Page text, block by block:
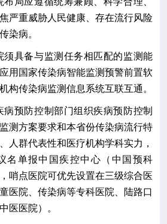
焦严重威胁人民健康、存在流行风险
染病。
须具备与监测任务相匹配的监测能
用国家传染病智能监测预警前置软
构传染病监测信息系统互联互通。
病预防控制部门组织疾病预防控制
监测方案要求和本省份传染病流行特
人群代表性和医疗机构学科实力，
名单报中国疾控中心 （中国预科
哨点医院可优先设置在三级综合医
医院、传染病等专科医院、陆路口
医医院）。